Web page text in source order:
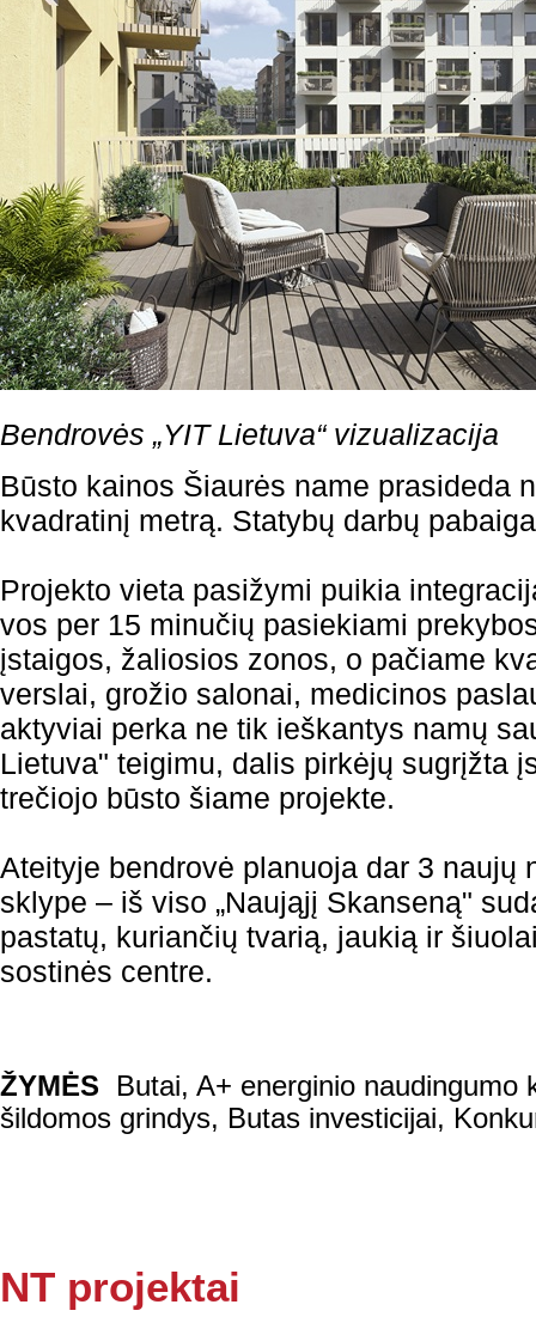
Bendrovės „YIT Lietuva“ vizualizacija
Būsto kainos Šiaurės name prasideda
kvadratinį metrą. Statybų darbų
Projekto vieta pasižymi puikia
vos per 15 minučių pasiekiami
įstaigos, žaliosios zonos, o pačiame
verslai, grožio salonai, medicinos
aktyviai perka ne tik ieškantys namų
Lietuva" teigimu, dalis pirkėjų sugrįžta
trečiojo būsto šiame projekte.
Ateityje bendrovė planuoja dar 3 naujų
sklype – iš viso „Naująjį Skanseną"
pastatų, kuriančių tvarią, jaukią ir
sostinės centre.
ŽYMĖS Butai, A+ energinio naudingumo
šildomos grindys, Butas investicijai,
NT projektai